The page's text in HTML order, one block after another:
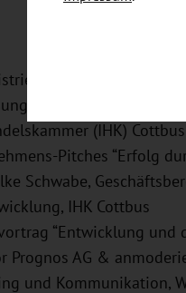
& kurzer Rückblick /
(IHK) Cottbus
Pitches “Erfolg
Schwabe,
IHK Cottbus
“Entwicklung und
Prognos AG &
und Kommunikation,